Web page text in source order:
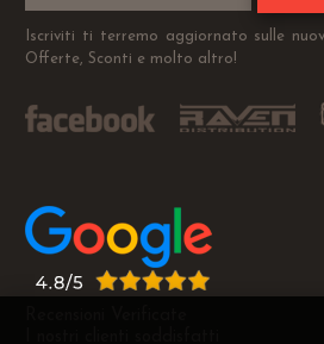
Iscriviti ti terremo aggiornato sulle
Offerte, Sconti e molto altro!